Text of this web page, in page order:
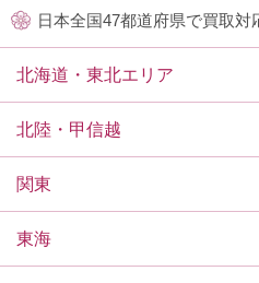
日本全国47都道府県で買取対
北海道・東北エリア
北陸・甲信越
関東
東海